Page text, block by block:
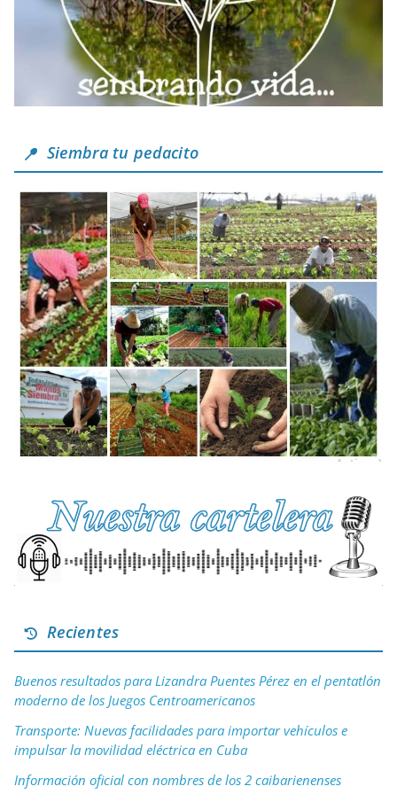
Siembra tu pedacito
Recientes
Buenos resultados para Lizandra Puentes Pérez en el pentatlón
moderno de los Juegos Centroamericanos
Transporte: Nuevas facilidades para importar vehículos e
impulsar la movilidad eléctrica en Cuba
Información oficial con nombres de los 2 caibarienenses